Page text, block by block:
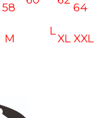
58
64
M
L
XL XXL